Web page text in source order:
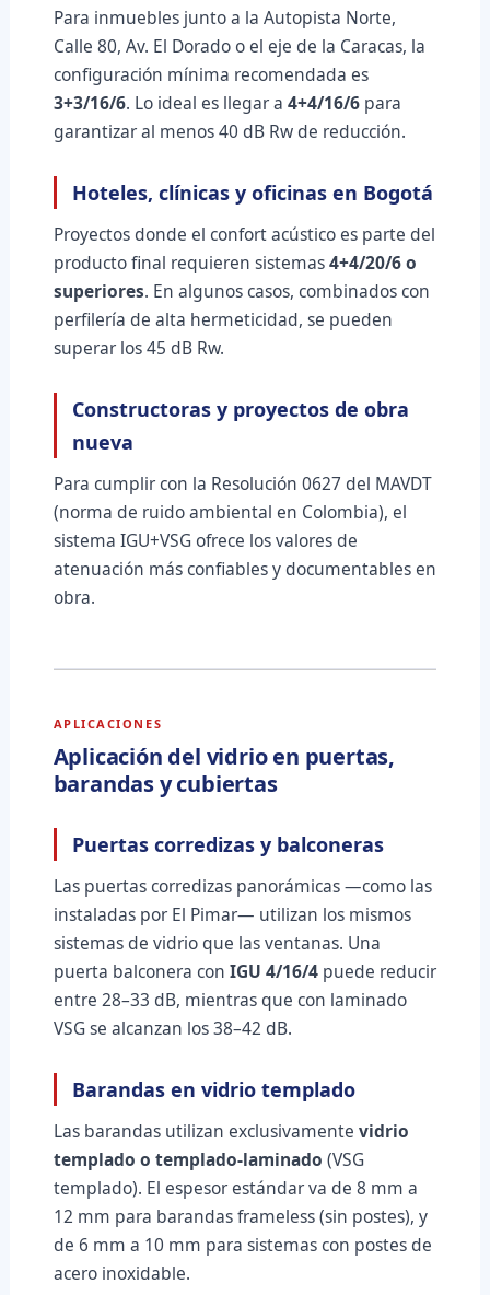
Para inmuebles junto a la Autopista Norte,
Calle 80, Av. El Dorado o el eje de la Caracas, la
configuración mínima recomendada es
3+3/16/6. Lo ideal es llegar a 4+4/16/6para
garantizar al menos 40 dB Rw de reducción.
Hoteles, clínicas y oficinas en Bogotá
Proyectos donde el confort acústico es parte del
producto final requieren sistemas4+4/20/6 o
superiores. En algunos casos, combinados con
perfilería de alta hermeticidad, se pueden
superar los 45 dB Rw.
Constructoras y proyectos de obra
nueva
Para cumplir con la Resolución 0627 del MAVDT
(norma de ruido ambiental en Colombia), el
sistema IGU+VSG ofrece los valores de
atenuación más confiables y documentables en
obra.
APLICACIONES
Aplicación del vidrio en puertas,
barandas y cubiertas
Puertas corredizas y balconeras
Las puertas corredizas panorámicas —como las
instaladas por El Pimar— utilizan los mismos
sistemas de vidrio que las ventanas. Una
puerta balconera con IGU 4/16/4puede reducir
entre 28–33 dB, mientras que con laminado
VSG se alcanzan los 38–42 dB.
Barandas en vidrio templado
Las barandas utilizan exclusivamente vidrio
templado o templado-laminado (VSG
templado). El espesor estándar va de 8 mm a
12 mm para barandas frameless (sin postes), y
de 6 mm a 10 mm para sistemas con postes de
acero inoxidable.